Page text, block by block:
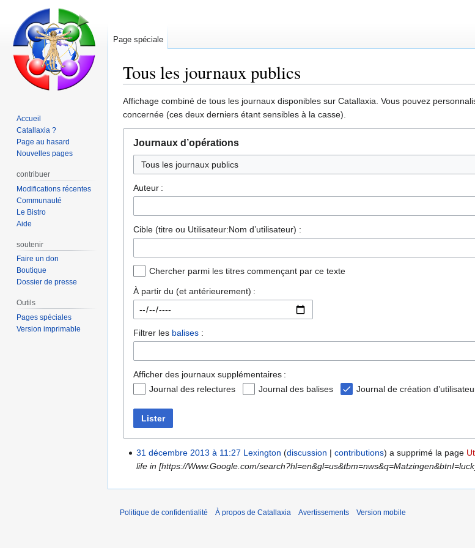
Tous les journaux publics
Aller
à
la
navigation
Aller
à
la
recherche
Affichage combiné de tous les journaux disponibles sur Catallaxia. Vous pouvez
concernée (ces deux derniers étant sensibles à la casse).
Journaux d’opérations
Auteur :
Cible (titre ou Utilisateur:Nom d’utilisateur) :
Chercher parmi les titres commençant par ce texte
À partir du (et antérieurement) :
Filtrer les balises :
Afficher des journaux supplémentaires :
Journal des relectures
Journal des balises Journal de création
Lister
31 décembre 2013 à 11:27 Lexington discussion contributions a supprimé la page
life in [https://Www.Google.com/
Page spéciale
Accueil
Catallaxia ?
Page au hasard
Nouvelles pages
contribuer
Modifications récentes
Communauté
Le Bistro
Aide
soutenir
Faire un don
Boutique
Dossier de presse
Outils
Pages spéciales
Version imprimable
Politique de confidentialité À propos de Catallaxia Avertissements Version mobile